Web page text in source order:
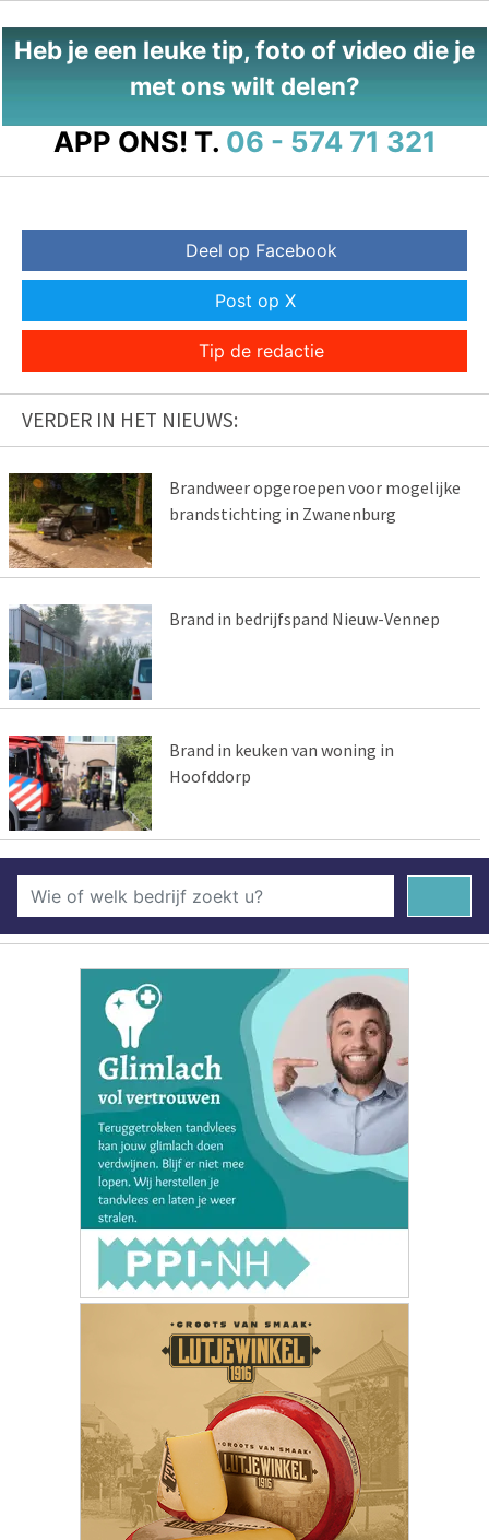
Heb je een leuke tip, foto of video die je
met ons wilt delen?
APP ONS! T. 06 - 574 71 321
Deel op Facebook
Post op X
Tip de redactie
VERDER IN HET NIEUWS:
Brandweer opgeroepen voor mogelijke
brandstichting in Zwanenburg
Brand in bedrijfspand Nieuw-Vennep
Brand in keuken van woning in
Hoofddorp